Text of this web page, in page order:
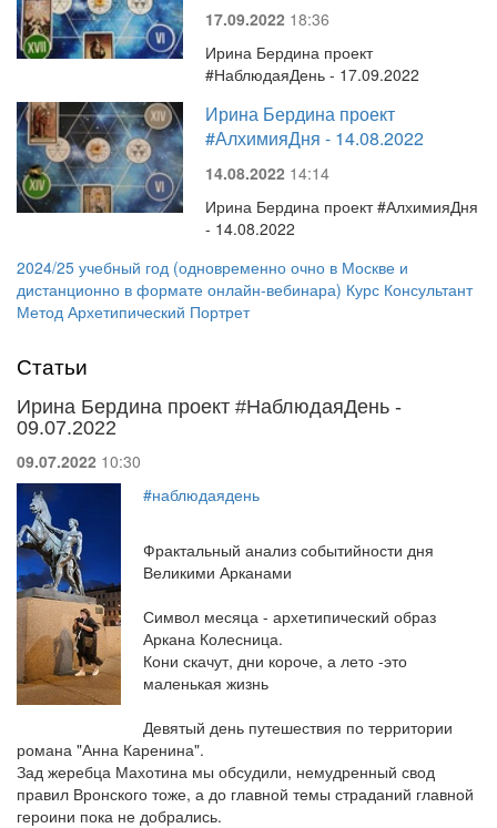
17.09.2022 18:36
Ирина Бердина проект
#НаблюдаяДень - 17.09.2022
Ирина Бердина проект
#АлхимияДня - 14.08.2022
14.08.2022 14:14
Ирина Бердина проект #АлхимияДня
- 14.08.2022
2024/25 учебный год (одновременно очно в Москве и
дистанционно в формате онлайн-вебинара) Курс Консультант
Метод Архетипический Портрет
Статьи
Ирина Бердина проект #НаблюдаяДень -
09.07.2022
09.07.2022 10:30
#наблюдаядень
Фрактальный анализ событийности дня
Великими Арканами
Символ месяца - архетипический образ
Аркана Колесница.
Кони скачут, дни короче, а лето -это
маленькая жизнь
Девятый день путешествия по территории
романа "Анна Каренина".
Зад жеребца Махотина мы обсудили, немудренный свод
правил Вронского тоже, а до главной темы страданий главной
героини пока не добрались.